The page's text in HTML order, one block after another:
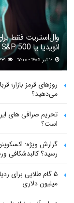
وال‌استریت فقط
انویدیا یا S&P 500 این راهنما را بخوانید
۲۳۱
روزهای قرمز بازار؛
می‌دهید؟
تحریم صرافی های
است؟
گزارش ویژه:
رسید؟ کالبدشکافی
۵ گام طلایی برای
میلیون دلاری